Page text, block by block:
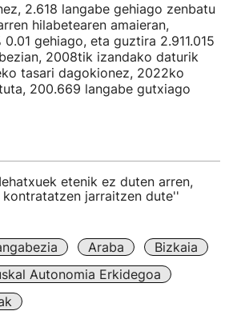
2.618 langabe gehiago zenbatu
hilabetearen amaieran,
gehiago, eta guztira 2.911.015
2008tik izandako daturik
tasari dagokionez, 2022ko
200.669 langabe gutxiago
etenik ez duten arren,
kontratatzen jarraitzen dute''
Araba
Bizkaia
Autonomia Erkidegoa